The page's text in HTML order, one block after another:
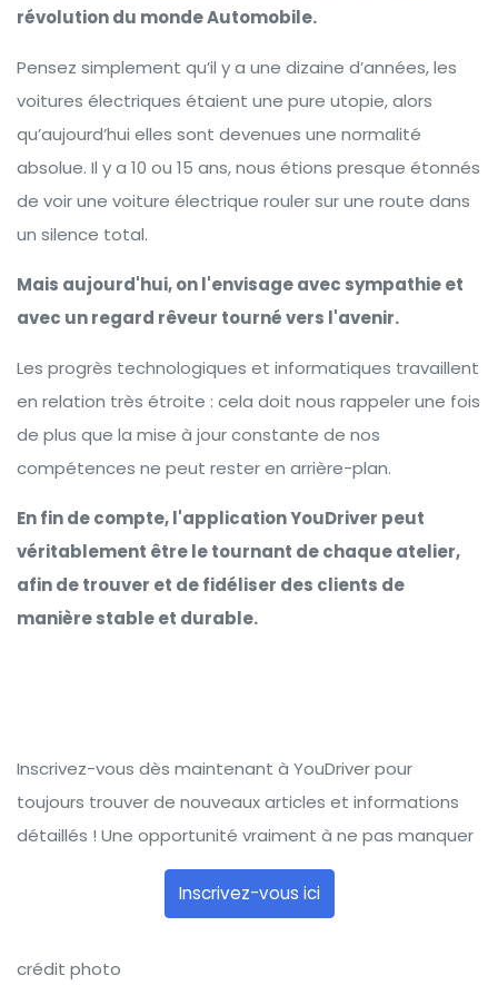
révolution du monde Automobile.
Pensez simplement qu’il y a une dizaine d’années, les
voitures électriques étaient une pure utopie, alors
qu’aujourd’hui elles sont devenues une normalité
absolue. Il y a 10 ou 15 ans, nous étions presque étonnés
de voir une voiture électrique rouler sur une route dans
un silence total.
Mais aujourd'hui, on l'envisage avec sympathie et
avec un regard rêveur tourné vers l'avenir.
Les progrès technologiques et informatiques travaillent
en relation très étroite : cela doit nous rappeler une fois
de plus que la mise à jour constante de nos
compétences ne peut rester en arrière-plan.
En fin de compte, l'application YouDriver peut
véritablement être le tournant de chaque atelier,
afin de trouver et de fidéliser des clients de
manière stable et durable.
Inscrivez-vous dès maintenant à YouDriver pour
toujours trouver de nouveaux articles et informations
détaillés ! Une opportunité vraiment à ne pas manquer
Inscrivez-vous ici
crédit photo